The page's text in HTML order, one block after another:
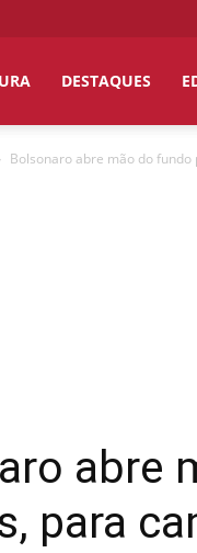
DESTAQUES
Bolsonaro abre mão do fundo
abre
para